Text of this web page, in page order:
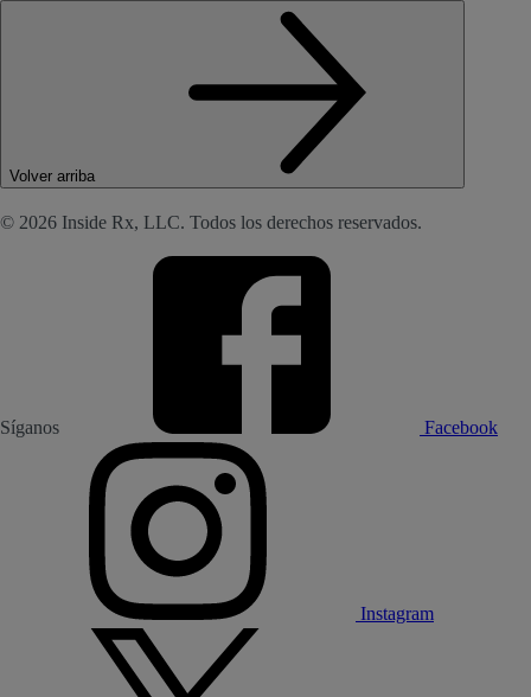
Volver arriba
© 2026 Inside Rx, LLC. Todos los derechos reservados.
Síganos Facebook
Instagram